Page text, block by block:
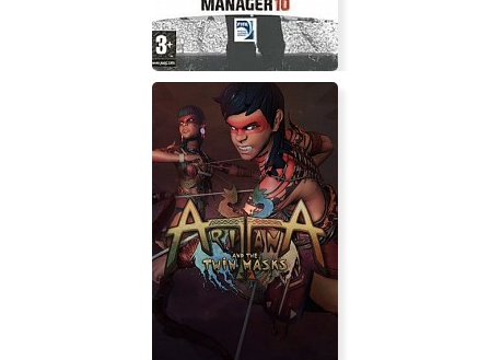
FIFA Manager 10